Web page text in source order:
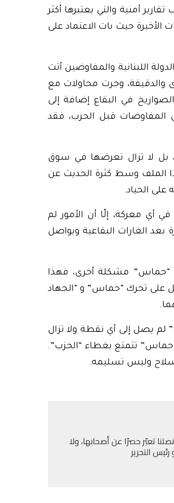
أمنية والتي يعتبرها أكثر
حيث بات الاعتماد على
اللبنانية والمفاوضين أتت
والدقيقة، وجرت محاولات مع
في البقاع إضافة إلى
المفاوضات قبل الحرب، فقد
بل لا تزال تعرضها في سوق
الملف وسط كثرة الحديث عن
الحياد.
أي معركة، إلّا أن الأمور لم
الغارات البقاعية ويواصل
“حماس” مشكلة أخرى، فهذا
على تحرك “حماس” و “الجهاد
يصل إلى أي نقطة ولا تزال
تتمتع بغطاء “الحزب”.
وليس تسليمه.
تعبّر حصرًا عن أصحابها، ولا
التحرير